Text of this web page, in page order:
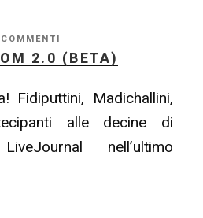
2.0 (BETA)
Fidiputtini, Madichallini,
alle decine di
nell’ultimo